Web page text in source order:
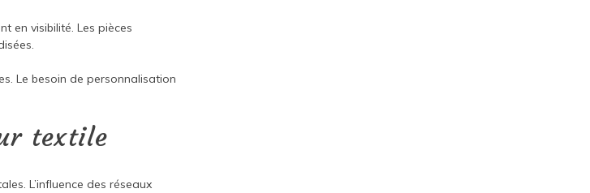
en visibilité. Les pièces
Le besoin de personnalisation
textile
L’influence des réseaux